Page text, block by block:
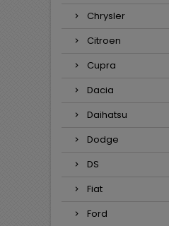
Chrysler
Citroen
Cupra
Dacia
Daihatsu
Dodge
DS
Fiat
Ford